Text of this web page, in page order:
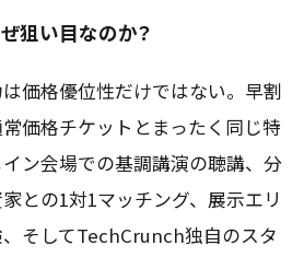
狙い目なのか？
価格優位性だけではない。早割
価格チケットとまったく同じ特
ン会場での基調講演の聴講、分
との1対1マッチング、展示エリ
そしてTechCrunch独自のスタ